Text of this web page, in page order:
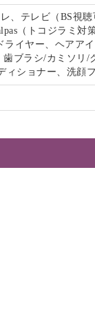
、テレビ（BS視
（トコジラミ対
イヤー、ヘアア
ブラシ/カミソリ/
ィショナー、洗顔